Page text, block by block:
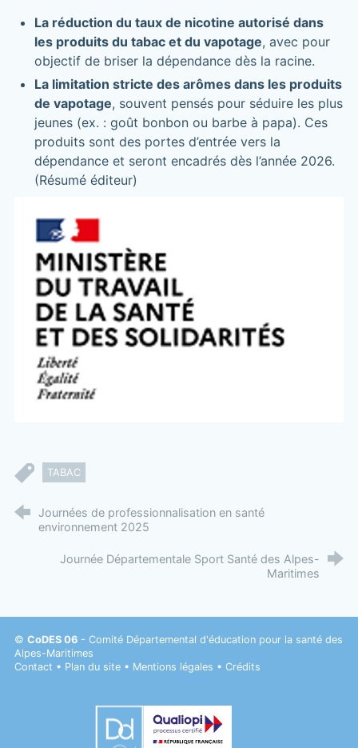
La réduction du taux de nicotine autorisé dans
les produits du tabac et du vapotage, avec pour
objectif de briser la dépendance dès la racine.
La limitation stricte des arômes dans les produits
de vapotage, souvent pensés pour séduire les plus
jeunes (ex. : goût bonbon ou barbe à papa). Ces
produits sont des portes d’entrée vers la
dépendance et seront encadrés dès l’année 2026.
(Résumé éditeur)
TABAC
Journées de professionnalisation en santé
environnement 2025
Journée Départementale Sport Santé des Alpes-
Maritimes
© CoDES 06- Comité Départemental d'éducation pour la santé des
Alpes-Maritimes
Contact • Plan du site• Mentions légales • Crédits